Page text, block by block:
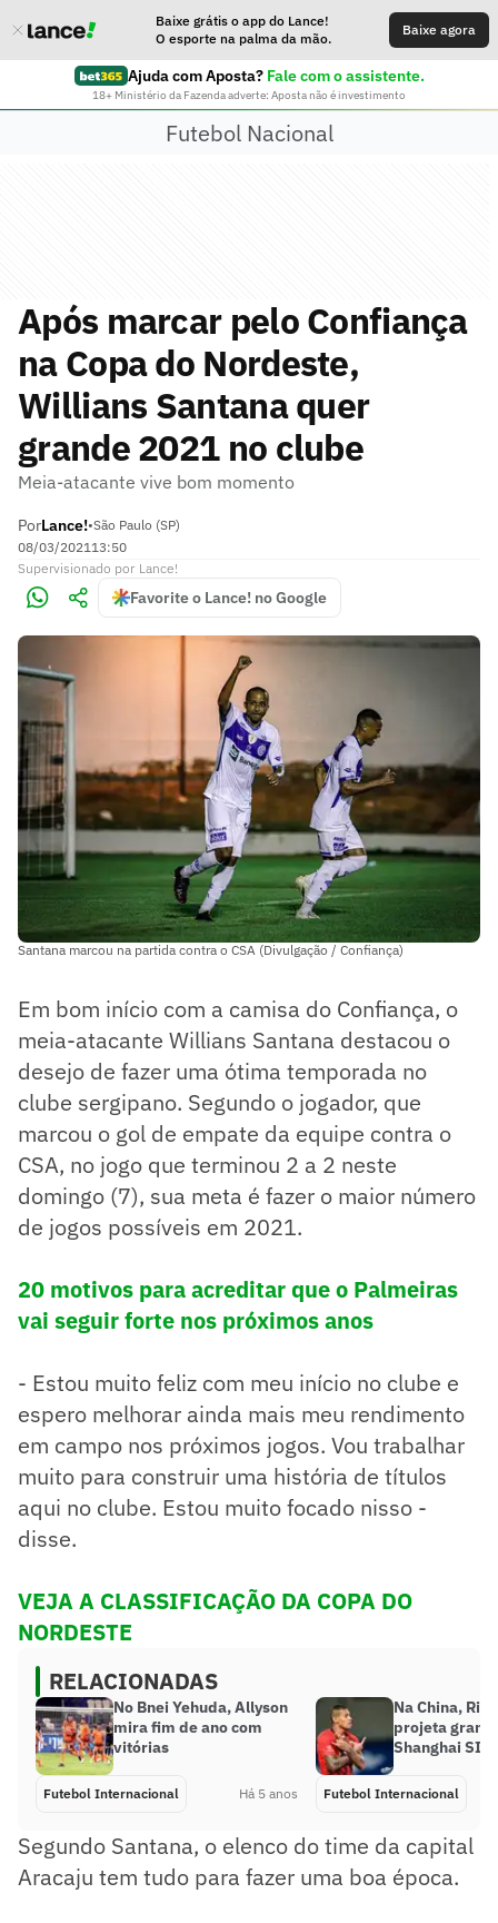
Baixe grátis o app do Lance!
O esporte na palma da mão.
Baixe agora
Ajuda com Aposta? Fale com o assistente.
18+ Ministério da Fazenda adverte: Aposta não é investimento
Futebol Nacional
Após marcar pelo Confiança
na Copa do Nordeste,
Willians Santana quer
grande 2021 no clube
Meia-atacante vive bom momento
PorLance!•São Paulo (SP)
08/03/202113:50
Supervisionado por Lance!
Favorite o Lance! no Google
Santana marcou na partida contra o CSA (Divulgação / Confiança)
Em bom início com a camisa do Confiança, o
meia-atacante Willians Santana destacou o
desejo de fazer uma ótima temporada no
clube sergipano. Segundo o jogador, que
marcou o gol de empate da equipe contra o
CSA, no jogo que terminou 2 a 2 neste
domingo (7), sua meta é fazer o maior número
de jogos possíveis em 2021.
20 motivos para acreditar que o Palmeiras
vai seguir forte nos próximos anos
- Estou muito feliz com meu início no clube e
espero melhorar ainda mais meu rendimento
em campo nos próximos jogos. Vou trabalhar
muito para construir uma história de títulos
aqui no clube. Estou muito focado nisso -
disse.
VEJA A CLASSIFICAÇÃO DA COPA DO
NORDESTE
RELACIONADAS
No Bnei Yehuda, Allyson
mira fim de ano com
vitórias
Futebol Internacional Há 5 anos
Na China,
projeta
Shanghai
Futebol Internacional
Segundo Santana, o elenco do time da capital
Aracaju tem tudo para fazer uma boa época.